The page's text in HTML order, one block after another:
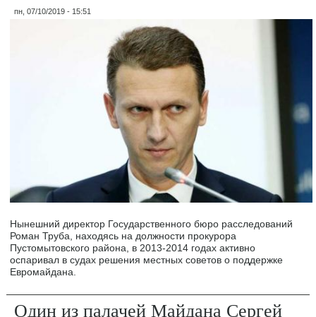
пн, 07/10/2019 - 15:51
Нынешний директор Государственного бюро расследований
Роман Труба, находясь на должности прокурора
Пустомытовского района, в 2013-2014 годах активно
оспаривал в судах решения местных советов о поддержке
Евромайдана.
Один из палачей Майдана Сергей